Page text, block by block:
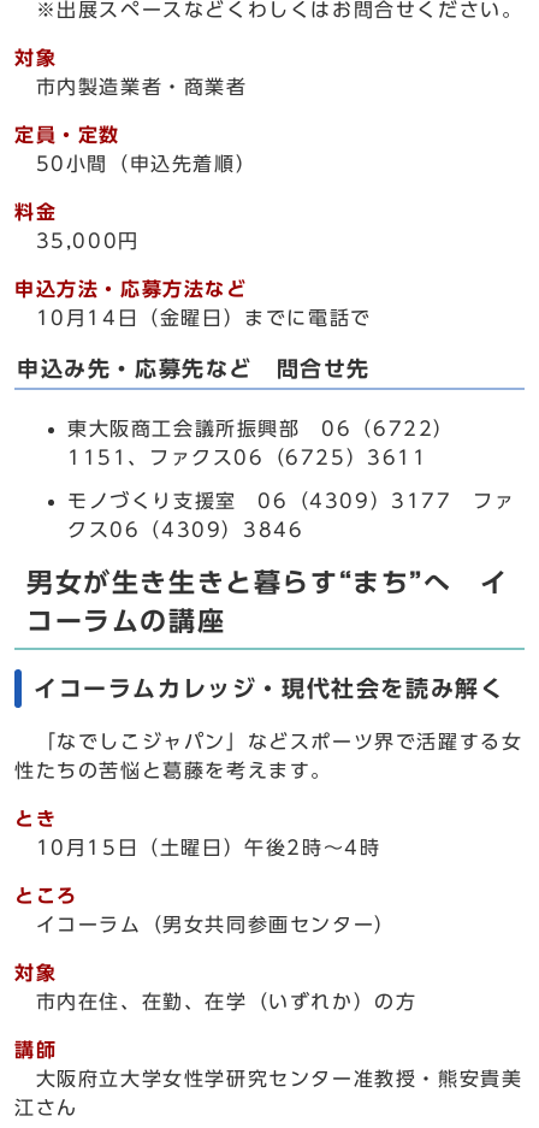
※出展スペースなどくわしくはお問合せください。
対象
市内製造業者・商業者
定員・定数
50小間（申込先着順）
料金
35,000円
申込方法・応募方法など
10月14日（金曜日）までに電話で
申込み先・応募先など 問合せ先
東大阪商工会議所振興部 06（6722）
1151、ファクス06（6725）3611
モノづくり支援室 06（4309）3177 ファ
クス06（4309）3846
男女が生き生きと暮らす“まち”へ イ
コーラムの講座
イコーラムカレッジ・現代社会を読み解く
「なでしこジャパン」などスポーツ界で活躍する女
性たちの苦悩と葛藤を考えます。
とき
10月15日（土曜日）午後2時～4時
ところ
イコーラム（男女共同参画センター）
対象
市内在住、在勤、在学（いずれか）の方
講師
大阪府立大学女性学研究センター准教授・熊安貴美
江さん